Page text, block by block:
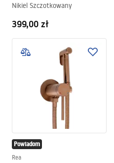
Nikiel Szczotkowany
399,00 zł
Powiadom
Rea